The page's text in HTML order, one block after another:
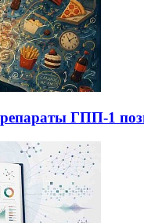
ГПП-1